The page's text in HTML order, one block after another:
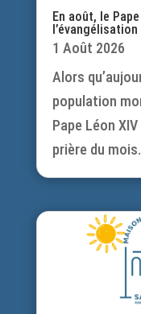
En août, le
1 Août 2026
Alors
population
Pape Léon
prière du